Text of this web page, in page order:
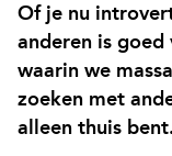
Of je nu
anderen is goed
waarin we
zoeken met
alleen thuis bent.